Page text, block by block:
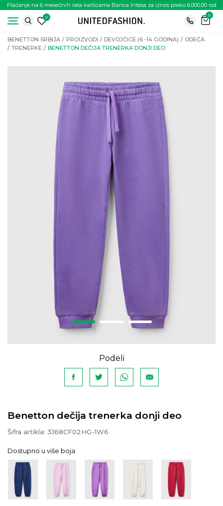
Plaćanje na 6 mesečnih rata karticama Banca Intesa za iznos preko 6.000.00 rsd
0
0
BENETTON SRBIJA PROIZVODI DEVOJČICE (6 -14 GODINA)
ODEĆA
TRENERKE
BENETTON DEČIJA TRENERKA DONJI DEO
Podeli
Benetton dečija trenerka donji deo
Šifra artikla: 3J68CF02HG-1W6
Dostupno u više boja: